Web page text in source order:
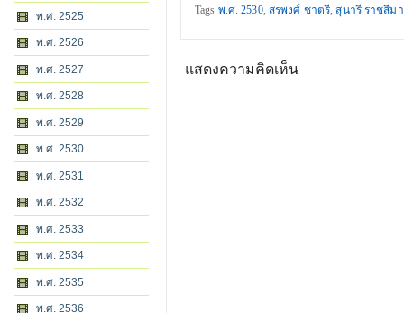
พ.ศ. 2525
พ.ศ. 2526
พ.ศ. 2527
พ.ศ. 2528
พ.ศ. 2529
พ.ศ. 2530
พ.ศ. 2531
พ.ศ. 2532
พ.ศ. 2533
พ.ศ. 2534
พ.ศ. 2535
พ.ศ. 2536
Tags พ.ศ. 2530, สรพงศ์ ชาตรี,สุนารี ราชสีมา
แสดงความคิดเห็น